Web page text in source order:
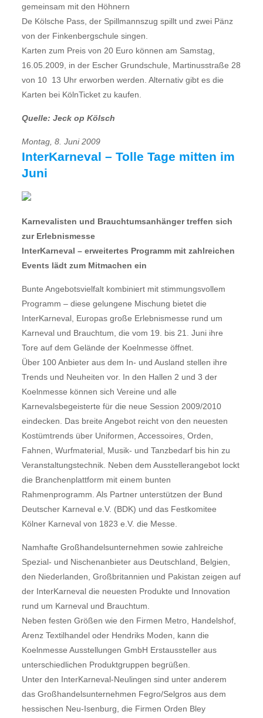
gemeinsam mit den Höhnern
De Kölsche Pass, der Spillmannszug spillt und zwei Pänz
von der Finkenbergschule singen.
Karten zum Preis von 20 Euro können am Samstag,
16.05.2009, in der Escher Grundschule, Martinusstraße 28
von 10  13 Uhr erworben werden. Alternativ gibt es die
Karten bei KölnTicket zu kaufen.
Quelle: Jeck op Kölsch
Montag, 8. Juni 2009
InterKarneval – Tolle Tage mitten im
Juni
Karnevalisten und Brauchtumsanhänger treffen sich
zur Erlebnismesse
InterKarneval – erweitertes Programm mit zahlreichen
Events lädt zum Mitmachen ein
Bunte Angebotsvielfalt kombiniert mit stimmungsvollem
Programm – diese gelungene Mischung bietet die
InterKarneval, Europas große Erlebnismesse rund um
Karneval und Brauchtum, die vom 19. bis 21. Juni ihre
Tore auf dem Gelände der Koelnmesse öffnet.
Über 100 Anbieter aus dem In- und Ausland stellen ihre
Trends und Neuheiten vor. In den Hallen 2 und 3 der
Koelnmesse können sich Vereine und alle
Karnevalsbegeisterte für die neue Session 2009/2010
eindecken. Das breite Angebot reicht von den neuesten
Kostümtrends über Uniformen, Accessoires, Orden,
Fahnen, Wurfmaterial, Musik- und Tanzbedarf bis hin zu
Veranstaltungstechnik. Neben dem Ausstellerangebot lockt
die Branchenplattform mit einem bunten
Rahmenprogramm. Als Partner unterstützen der Bund
Deutscher Karneval e.V. (BDK) und das Festkomitee
Kölner Karneval von 1823 e.V. die Messe.
Namhafte Großhandelsunternehmen sowie zahlreiche
Spezial- und Nischenanbieter aus Deutschland, Belgien,
den Niederlanden, Großbritannien und Pakistan zeigen auf
der InterKarneval die neuesten Produkte und Innovation
rund um Karneval und Brauchtum.
Neben festen Größen wie den Firmen Metro, Handelshof,
Arenz Textilhandel oder Hendriks Moden, kann die
Koelnmesse Ausstellungen GmbH Erstaussteller aus
unterschiedlichen Produktgruppen begrüßen.
Unter den InterKarneval-Neulingen sind unter anderem
das Großhandelsunternehmen Fegro/Selgros aus dem
hessischen Neu-Isenburg, die Firmen Orden Bley